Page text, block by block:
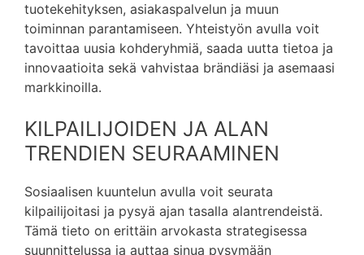
tuotekehityksen, asiakaspalvelun ja muun
toiminnan parantamiseen. Yhteistyön avulla voit
tavoittaa uusia kohderyhmiä, saada uutta tietoa ja
innovaatioita sekä vahvistaa brändiäsi ja asemaasi
markkinoilla.
KILPAILIJOIDEN JA ALAN
TRENDIEN SEURAAMINEN
Sosiaalisen kuuntelun avulla voit seurata
kilpailijoitasi ja pysyä ajan tasalla alantrendeistä.
Tämä tieto on erittäin arvokasta strategisessa
suunnittelussa ja auttaa sinua pysymään